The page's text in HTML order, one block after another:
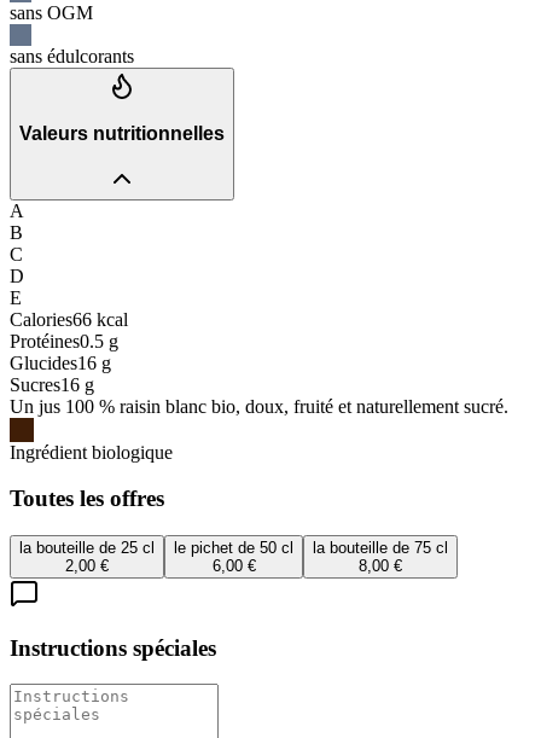
sans OGM
sans édulcorants
Valeurs nutritionnelles
A
B
C
D
E
Calories66 kcal
Protéines0.5 g
Glucides16 g
Sucres16 g
Un jus 100 % raisin blanc bio, doux, fruité et naturellement sucré.
Ingrédient biologique
Toutes les offres
la bouteille de 25 cl
2,00 €
le pichet de 50 cl
6,00 €
la bouteille de 75 cl
8,00 €
Instructions spéciales